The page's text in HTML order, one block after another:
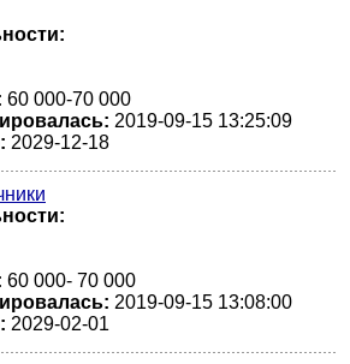
60 000-70 000
2019-09-15 13:25:09
2029-12-18
60 000- 70 000
2019-09-15 13:08:00
2029-02-01